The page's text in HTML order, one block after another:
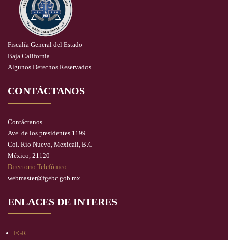
Fiscalía General del Estado
Baja California
Algunos Derechos Reservados.
CONTÁCTANOS
Contáctanos
Ave. de los presidentes 1199
Col. Río Nuevo, Mexicali, B.C
México, 21120
Directorio Telefónico
webmaster@fgebc.gob.mx
ENLACES DE INTERES
FGR